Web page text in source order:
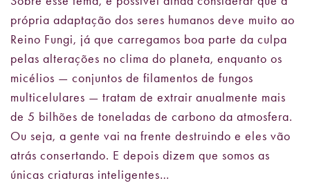
própria adaptação dos seres humanos deve muito ao
Reino Fungi, já que carregamos boa parte da culpa
pelas alterações no clima do planeta, enquanto os
micélios — conjuntos de filamentos de fungos
multicelulares — tratam de extrair anualmente mais
de 5 bilhões de toneladas de carbono da atmosfera.
Ou seja, a gente vai na frente destruindo e eles vão
atrás consertando. E depois dizem que somos as
únicas criaturas inteligentes…